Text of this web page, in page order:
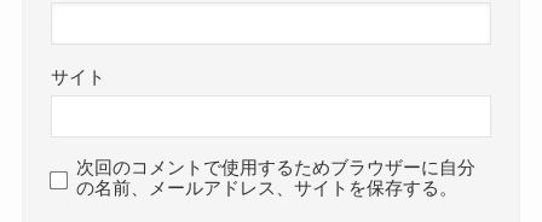
サイト
次回のコメントで使用するためブラウザーに自分
の名前、メールアドレス、サイトを保存する。